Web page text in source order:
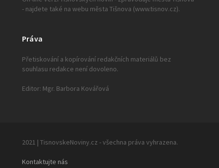
- najdete také na webu města Tišnova (www.tisnov.cz).
Práva
Přetiskování a kopírování redakčních materiálů bez
souhlasu redakce není dovoleno.
Editor: Mgr. Barbora Kovářová
2021 | TisnovskeNoviny.cz - všechna práva vyhrazena.
Kontaktujte nás